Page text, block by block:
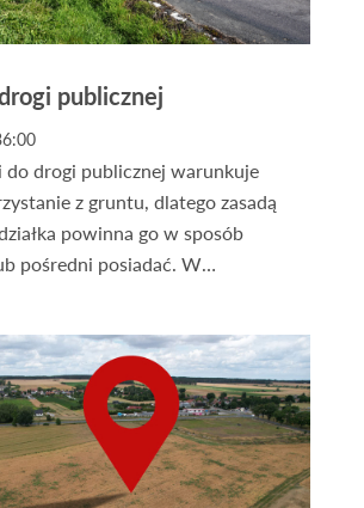
publicznej
do drogi publicznej warunkuje
z gruntu, dlatego zasadą
powinna go w sposób
pośredni posiadać. W
przypadku działek, na których ma